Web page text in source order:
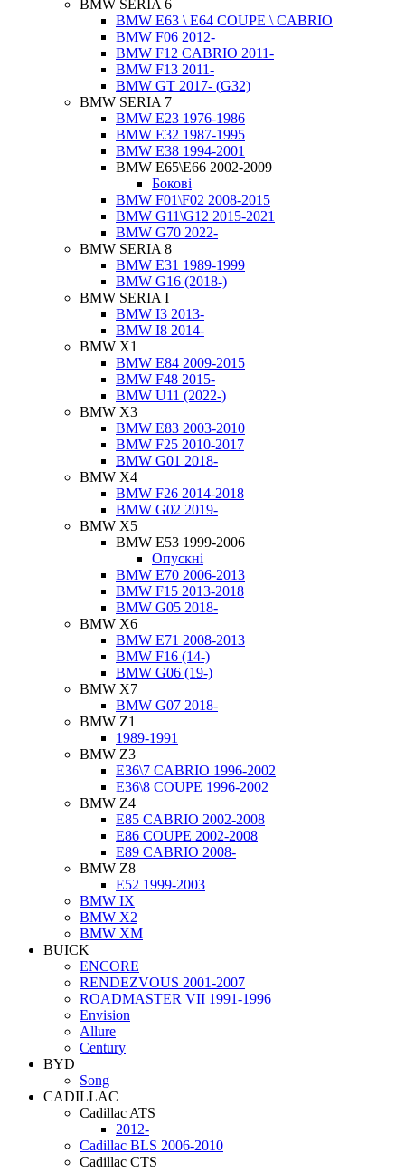
BMW SERIA 6
BMW E63 \ E64 COUPE \ CABRIO
BMW F06 2012-
BMW F12 CABRIO 2011-
BMW F13 2011-
BMW GT 2017- (G32)
BMW SERIA 7
BMW E23 1976-1986
BMW E32 1987-1995
BMW E38 1994-2001
BMW E65\E66 2002-2009
Бокові
BMW F01\F02 2008-2015
BMW G11\G12 2015-2021
BMW G70 2022-
BMW SERIA 8
BMW E31 1989-1999
BMW G16 (2018-)
BMW SERIA I
BMW I3 2013-
BMW I8 2014-
BMW X1
BMW E84 2009-2015
BMW F48 2015-
BMW U11 (2022-)
BMW X3
BMW E83 2003-2010
BMW F25 2010-2017
BMW G01 2018-
BMW X4
BMW F26 2014-2018
BMW G02 2019-
BMW X5
BMW E53 1999-2006
Опускні
BMW E70 2006-2013
BMW F15 2013-2018
BMW G05 2018-
BMW X6
BMW E71 2008-2013
BMW F16 (14-)
BMW G06 (19-)
BMW X7
BMW G07 2018-
BMW Z1
1989-1991
BMW Z3
E36\7 CABRIO 1996-2002
E36\8 COUPE 1996-2002
BMW Z4
E85 CABRIO 2002-2008
E86 COUPE 2002-2008
E89 CABRIO 2008-
BMW Z8
E52 1999-2003
BMW IX
BMW X2
BMW XM
BUICK
ENCORE
RENDEZVOUS 2001-2007
ROADMASTER VII 1991-1996
Еnvision
Allure
Century
BYD
Song
CADILLAC
Cadillac ATS
2012-
Cadillac BLS 2006-2010
Cadillac CTS